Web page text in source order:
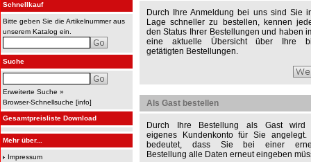
Schnellkauf
Bitte geben Sie die Artikelnummer aus
unserem Katalog ein.
Suche
Erweiterte Suche »
Browser-Schnellsuche [info]
Gesamtpreisliste Download
Mehr über...
Impressum
Durch Ihre Anmeldung bei uns sind Sie
Lage schneller zu bestellen, kennen
den Status Ihrer Bestellungen und haben
eine aktuelle Übersicht über Ihre
getätigten Bestellungen.
Als Gast bestellen
Durch Ihre Bestellung als Gast wird
eigenes Kundenkonto für Sie angelegt.
bedeutet, dass Sie bei einer
Bestellung alle Daten erneut eingeben